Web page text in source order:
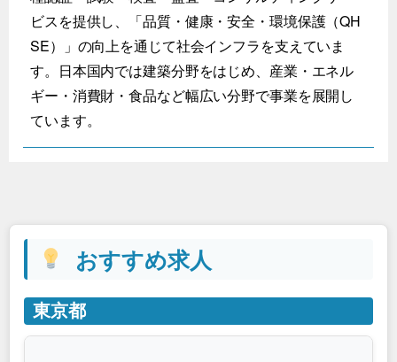
ビスを提供し、「品質・健康・安全・環境保護（QH
SE）」の向上を通じて社会インフラを支えていま
す。日本国内では建築分野をはじめ、産業・エネル
ギー・消費財・食品など幅広い分野で事業を展開し
ています。
おすすめ求人
東京都